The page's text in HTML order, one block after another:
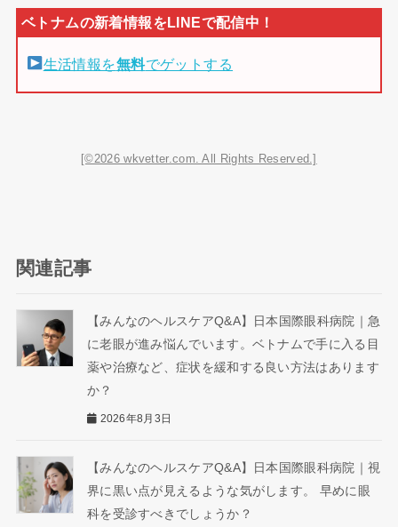
生活情報を無料でゲットする
[©2026 wkvetter.com. All Rights Reserved.]
関連記事
【みんなのヘルスケアQ&A】日本国際眼科病院｜急
に老眼が進み悩んでいます。ベトナムで手に入る目
薬や治療など、症状を緩和する良い方法はあります
か？
2026年8月3日
【みんなのヘルスケアQ&A】日本国際眼科病院｜視
界に黒い点が見えるような気がします。 早めに眼
科を受診すべきでしょうか？